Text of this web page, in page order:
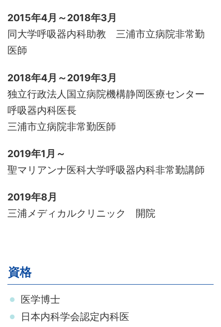
2015年4月～2018年3月
同大学呼吸器内科助教 三浦市立病院非常勤
医師
2018年4月～2019年3月
独立行政法人国立病院機構静岡医療センター
呼吸器内科医長
三浦市立病院非常勤医師
2019年1月～
聖マリアンナ医科大学呼吸器内科非常勤講師
2019年8月
三浦メディカルクリニック 開院
資格
医学博士
日本内科学会認定内科医